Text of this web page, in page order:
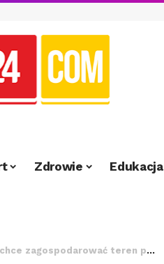
Zdrowie Edukacja
teren po zakładach WUKO